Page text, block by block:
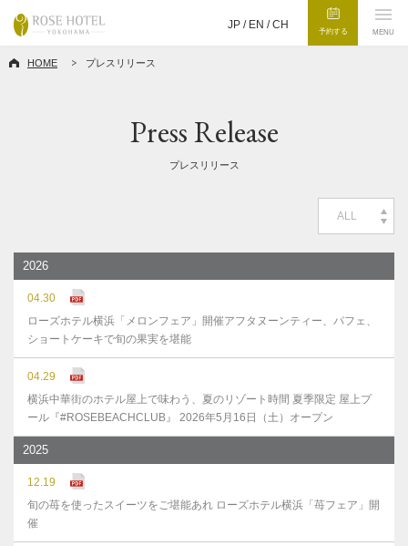
JP / EN /CH
予約する MENU
HOME プレスリリース
Press Release
プレスリリース
ALL
2026
04.30
ローズホテル横浜「メロンフェア」開催アフタヌーンティー、パフェ、
ショートケーキで旬の果実を堪能
04.29
横浜中華街のホテル屋上で味わう、夏のリゾート時間 夏季限定 屋上プ
ール『#ROSEBEACHCLUB』 2026年5月16日（土）オープン
2025
12.19
旬の苺を使ったスイーツをご堪能あれ ローズホテル横浜「苺フェア」開
催